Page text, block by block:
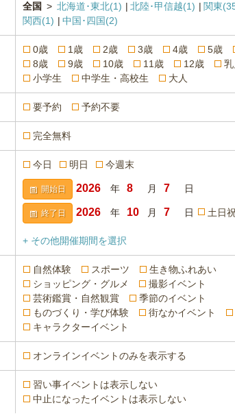
全国 > 北海道･東北(1) 北陸･甲信越(1) 関東
関西(1) 中国･四国(2)
0歳 1歳 2歳 3歳 4歳 5歳
8歳
9歳 10歳 11歳 12歳 乳
小学生
中学生・高校生 大人
要予約 予約不要
完全無料
今日 明日 今週末
開始日 年 月 日
終了日 年 月 日 土日
+ その他開催期間を選択
自然体験 スポーツ
生き物ふれあい
ショッピング・グルメ
撮影イベント
芸術鑑賞・自然観賞
季節のイベント
ものづくり・学び体験
街なかイベント
キャラクターイベント
オンラインイベントのみを表示する
習い事イベントは表示しない
中止になったイベントは表示しない